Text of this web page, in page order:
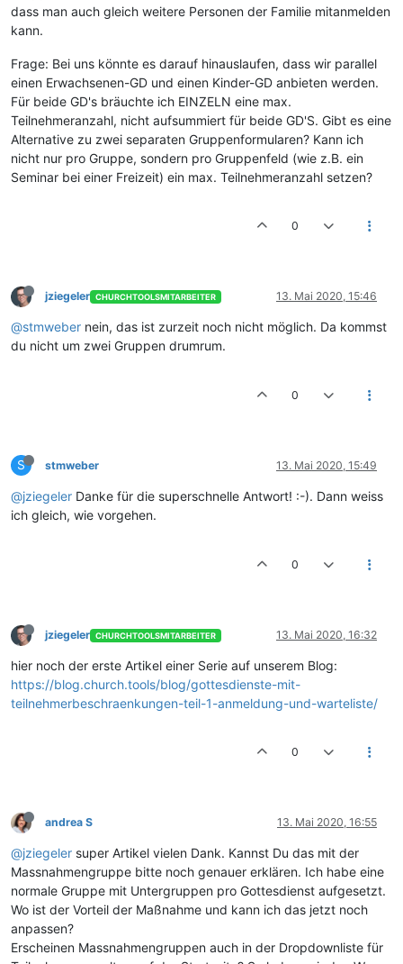
dass man auch gleich weitere Personen der Familie mitanmelden
kann.
Frage: Bei uns könnte es darauf hinauslaufen, dass wir parallel
einen Erwachsenen-GD und einen Kinder-GD anbieten werden.
Für beide GD's bräuchte ich EINZELN eine max.
Teilnehmeranzahl, nicht aufsummiert für beide GD'S. Gibt es eine
Alternative zu zwei separaten Gruppenformularen? Kann ich
nicht nur pro Gruppe, sondern pro Gruppenfeld (wie z.B. ein
Seminar bei einer Freizeit) ein max. Teilnehmeranzahl setzen?
0
jziegeler CHURCHTOOLSMITARBEITER 13. Mai 2020, 15:46
@stmweber nein, das ist zurzeit noch nicht möglich. Da kommst
du nicht um zwei Gruppen drumrum.
0
S stmweber 13. Mai 2020, 15:49
@jziegeler Danke für die superschnelle Antwort! :-). Dann weiss
ich gleich, wie vorgehen.
0
jziegeler CHURCHTOOLSMITARBEITER 13. Mai 2020, 16:32
hier noch der erste Artikel einer Serie auf unserem Blog:
https://blog.church.tools/blog/gottesdienste-mit-
teilnehmerbeschraenkungen-teil-1-anmeldung-und-warteliste/
0
andrea S 13. Mai 2020, 16:55
@jziegeler super Artikel vielen Dank. Kannst Du das mit der
Massnahmengruppe bitte noch genauer erklären. Ich habe eine
normale Gruppe mit Untergruppen pro Gottesdienst aufgesetzt.
Wo ist der Vorteil der Maßnahme und kann ich das jetzt noch
anpassen?
Erscheinen Massnahmengruppen auch in der Dropdownliste für